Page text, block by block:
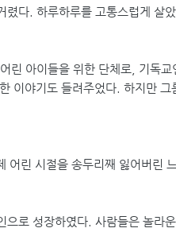
다. 하루하루를 고통스럽게 살
린 아이들을 위한 단체로, 기독
이야기도 들려주었다. 하지만 그
어린 시절을 송두리째 잃어버린
로 성장하였다. 사람들은 놀라